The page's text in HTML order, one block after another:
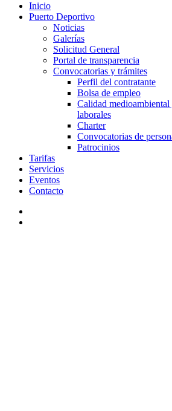
Inicio
Puerto Deportivo
Noticias
Galerías
Solicitud General
Portal de transparencia
Convocatorias y trámites
Perfil del contratante
Bolsa de empleo
Calidad
laborales
Charter
Convocatorias de
Patrocinios
Tarifas
Servicios
Eventos
Contacto